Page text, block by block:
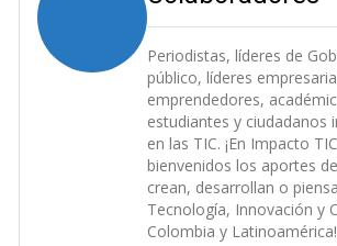
Periodistas, líderes de
público, líderes
emprendedores,
estudiantes y ciudadanos
en las TIC. ¡En Impacto
bienvenidos los aportes
crean, desarrollan o
Tecnología, Innovación y
Colombia y Latinoamérica!